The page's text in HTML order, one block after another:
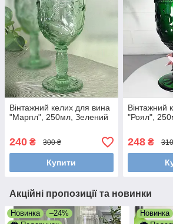
Вінтажний келих для вина
"Марпл", 250мл, Зелений
240 ₴ 300 ₴
Купити
Вінтажний
"Роял",
248₴
Акційні пропозиції та новинки
Новинка
–24%
Новинка